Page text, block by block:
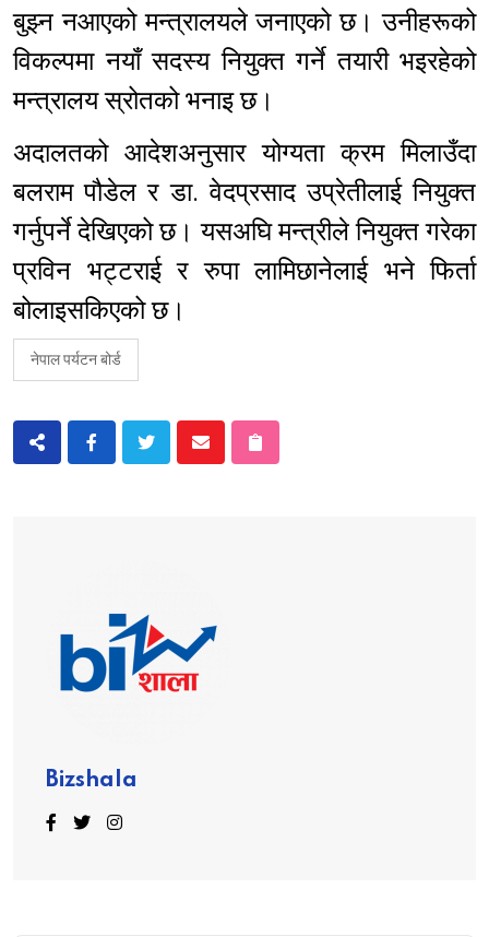
बुझ्न नआएको मन्त्रालयले जनाएको छ। उनीहरूको
विकल्पमा नयाँ सदस्य नियुक्त गर्ने तयारी भइरहेको
मन्त्रालय स्रोतको भनाइ छ।
अदालतको आदेशअनुसार योग्यता क्रम मिलाउँदा
बलराम पौडेल र डा. वेदप्रसाद उप्रेतीलाई नियुक्त
गर्नुपर्ने देखिएको छ। यसअघि मन्त्रीले नियुक्त गरेका
प्रविन भट्टराई र रुपा लामिछानेलाई भने फिर्ता
बोलाइसकिएको छ।
नेपाल पर्यटन बोर्ड
Bizshala